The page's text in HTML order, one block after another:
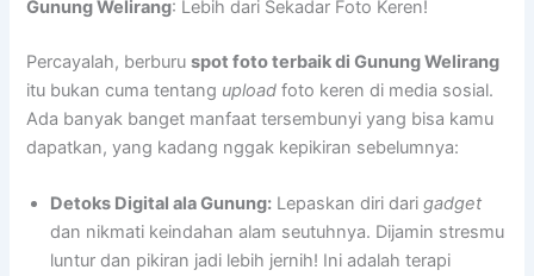
Gunung Welirang: Lebih dari Sekadar Foto Keren!
Percayalah, berburuspot foto terbaik di Gunung Welirang
itu bukan cuma tentang upload foto keren di media sosial.
Ada banyak banget manfaat tersembunyi yang bisa kamu
dapatkan, yang kadang nggak kepikiran sebelumnya:
Detoks Digital ala Gunung: Lepaskan diri darigadget
dan nikmati keindahan alam seutuhnya. Dijamin stresmu
luntur dan pikiran jadi lebih jernih! Ini adalah terapi